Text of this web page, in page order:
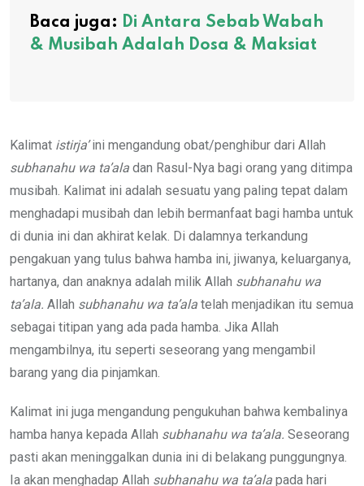
Baca juga: Di Antara Sebab Wabah
& Musibah Adalah Dosa & Maksiat
Kalimat istirja’ini mengandung obat/penghibur dari Allah
subhanahu wa ta’ala dan Rasul-Nya bagi orang yang ditimpa
musibah. Kalimat ini adalah sesuatu yang paling tepat dalam
menghadapi musibah dan lebih bermanfaat bagi hamba untuk
di dunia ini dan akhirat kelak. Di dalamnya terkandung
pengakuan yang tulus bahwa hamba ini, jiwanya, keluarganya,
hartanya, dan anaknya adalah milik Allah subhanahu wa
ta’ala. Allah subhanahu wa ta’ala telah menjadikan itu semua
sebagai titipan yang ada pada hamba. Jika Allah
mengambilnya, itu seperti seseorang yang mengambil
barang yang dia pinjamkan.
Kalimat ini juga mengandung pengukuhan bahwa kembalinya
hamba hanya kepada Allah subhanahu wa ta’ala. Seseorang
pasti akan meninggalkan dunia ini di belakang punggungnya.
Ia akan menghadap Allah subhanahu wa ta’ala pada hari